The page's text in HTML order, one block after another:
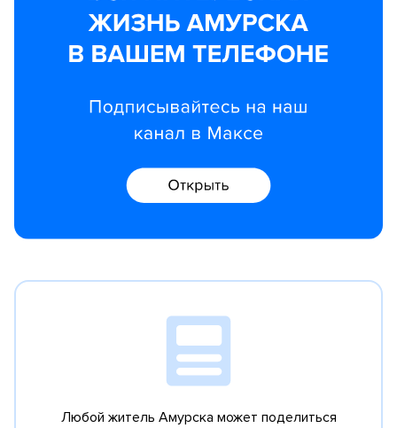
Любой житель Амурска может поделиться